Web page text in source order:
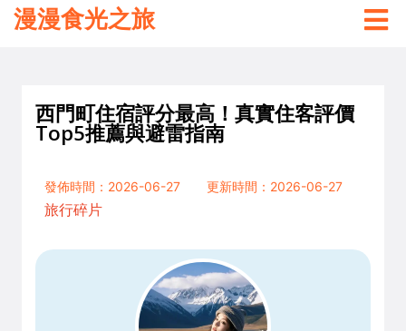
漫漫食光之旅
西門町住宿評分最高！真實住客評價
Top5推薦與避雷指南
發佈時間：2026-06-27
更新時間：2026-06-27
旅行碎片